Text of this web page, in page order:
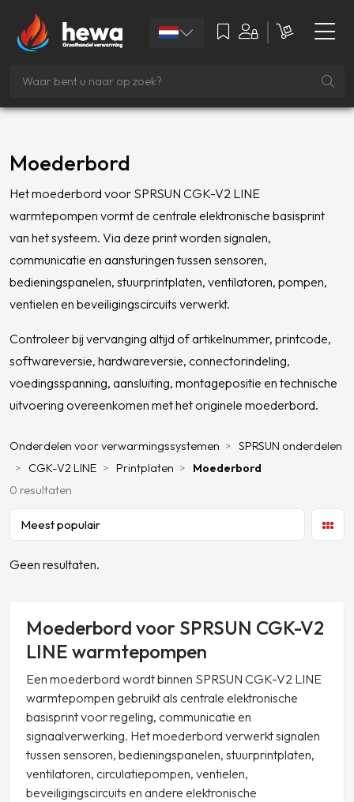
Moederbord
Het moederbord voor SPRSUN CGK-V2 LINE
warmtepompen vormt de centrale elektronische basisprint
van het systeem. Via deze print worden signalen,
communicatie en aansturingen tussen sensoren,
bedieningspanelen, stuurprintplaten, ventilatoren, pompen,
ventielen en beveiligingscircuits verwerkt.
Controleer bij vervanging altijd of artikelnummer, printcode,
softwareversie, hardwareversie, connectorindeling,
voedingsspanning, aansluiting, montagepositie en technische
uitvoering overeenkomen met het originele moederbord.
Onderdelen voor verwarmingssystemen
SPRSUN onderdelen
CGK-V2 LINE
Printplaten Moederbord
0 resultaten
Geen resultaten.
Moederbord voor SPRSUN CGK-V2
LINE warmtepompen
Een moederbord wordt binnen SPRSUN CGK-V2 LINE
warmtepompen gebruikt als centrale elektronische
basisprint voor regeling, communicatie en
signaalverwerking. Het moederbord verwerkt signalen
tussen sensoren, bedieningspanelen, stuurprintplaten,
ventilatoren, circulatiepompen, ventielen,
beveiligingscircuits en andere elektronische